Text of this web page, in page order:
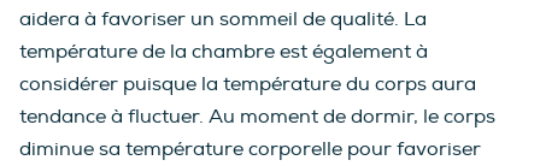
aidera à favoriser un sommeil de qualité. La
température de la chambre est également à
considérer puisque la température du corps aura
tendance à fluctuer. Au moment de dormir, le corps
diminue sa température corporelle pour favoriser